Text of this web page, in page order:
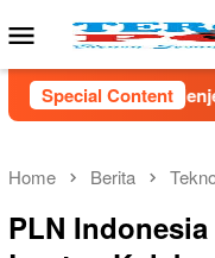
to
Mobile
Menu
Special Content
HUT Rl Ke- 81 Di
Home Berita
PLN